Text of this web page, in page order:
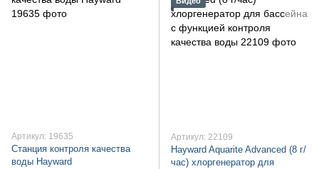
Артикул: 19635
Станция контроля качества
воды Hayward
Артикул: 22109
Hayward Aquarite Advanced (8 г/
час) хлоргенератор для